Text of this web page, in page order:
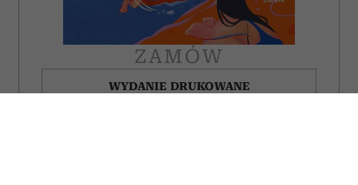
ZAMÓW
WYDANIE DRUKOWANE